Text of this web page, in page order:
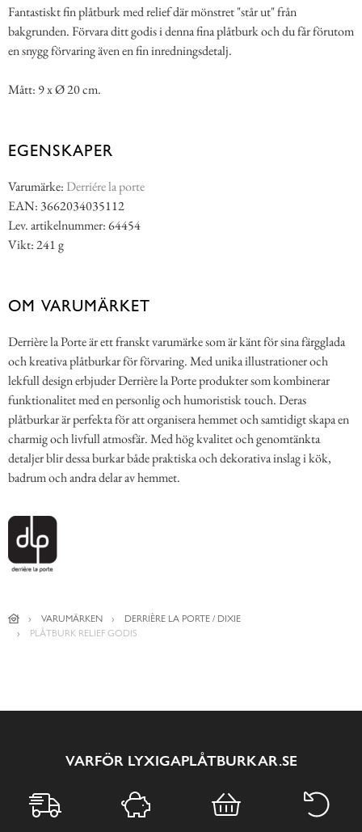
Fantastiskt fin plåtburk med relief där mönstret "står ut" från
bakgrunden. Förvara ditt godis i denna fina plåtburk och du får förutom
en snygg förvaring även en fin inredningsdetalj.
Mått: 9 x Ø 20 cm.
EGENSKAPER
Varumärke: Derriére la porte
EAN: 3662034035112
Lev. artikelnummer: 64454
Vikt: 241 g
OM VARUMÄRKET
Derrière la Porte är ett franskt varumärke som är känt för sina färgglada
och kreativa plåtburkar för förvaring. Med unika illustrationer och
lekfull design erbjuder Derrière la Porte produkter som kombinerar
funktionalitet med en personlig och humoristisk touch. Deras
plåtburkar är perfekta för att organisera hemmet och samtidigt skapa en
charmig och livfull atmosfär. Med hög kvalitet och genomtänkta
detaljer blir dessa burkar både praktiska och dekorativa inslag i kök,
badrum och andra delar av hemmet.
VARUMÄRKEN
DERRIÈRE LA PORTE / DIXIE
PLÅTBURK RELIEF GODIS
VARFÖR LYXIGAPLÅTBURKAR.SE